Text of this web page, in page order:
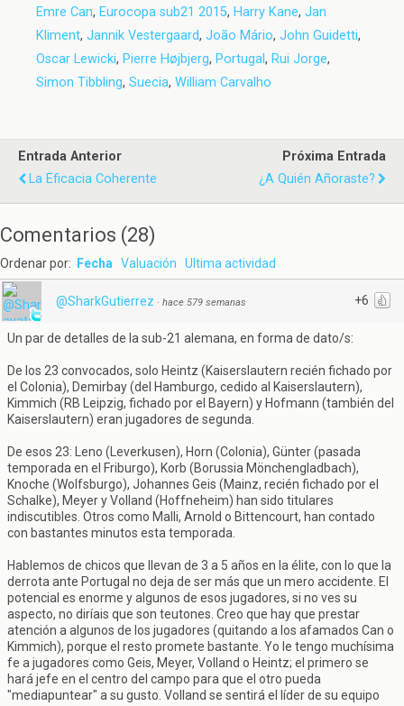
Emre Can, Eurocopa sub21 2015, Harry Kane, Jan
Kliment, Jannik Vestergaard, João Mário, John Guidetti,
Oscar Lewicki, Pierre Højbjerg, Portugal, Rui Jorge,
Simon Tibbling, Suecia, William Carvalho
Entrada Anterior
La Eficacia Coherente
Próxima Entrada
¿A Quién Añoraste?
Comentarios (28)
Ordenar por: Fecha Valuación Ultima actividad
+6
@SharkGutierrez · hace 579 semanas
Un par de detalles de la sub-21 alemana, en forma de dato/s:
De los 23 convocados, solo Heintz (Kaiserslautern recién fichado por
el Colonia), Demirbay (del Hamburgo, cedido al Kaiserslautern),
Kimmich (RB Leipzig, fichado por el Bayern) y Hofmann (también del
Kaiserslautern) eran jugadores de segunda.
De esos 23: Leno (Leverkusen), Horn (Colonia), Günter (pasada
temporada en el Friburgo), Korb (Borussia Mönchengladbach),
Knoche (Wolfsburgo), Johannes Geis (Mainz, recién fichado por el
Schalke), Meyer y Volland (Hoffneheim) han sido titulares
indiscutibles. Otros como Malli, Arnold o Bittencourt, han contado
con bastantes minutos esta temporada.
Hablemos de chicos que llevan de 3 a 5 años en la élite, con lo que la
derrota ante Portugal no deja de ser más que un mero accidente. El
potencial es enorme y algunos de esos jugadores, si no ves su
aspecto, no diríais que son teutones. Creo que hay que prestar
atención a algunos de los jugadores (quitando a los afamados Can o
Kimmich), porque el resto promete bastante. Yo le tengo muchísima
fe a jugadores como Geis, Meyer, Volland o Heintz; el primero se
hará jefe en el centro del campo para que el otro pueda
"mediapuntear" a su gusto. Volland se sentirá el líder de su equipo